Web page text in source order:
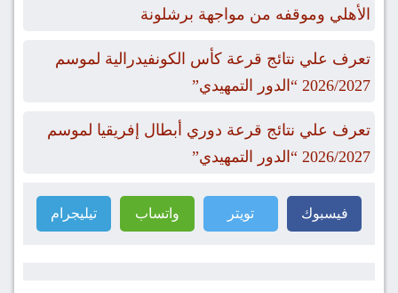
الأهلي وموقفه من مواجهة برشلونة
تعرف علي نتائج قرعة كأس الكونفيدرالية لموسم
2026/2027 “الدور التمهيدي”
تعرف علي نتائج قرعة دوري أبطال إفريقيا لموسم
2026/2027 “الدور التمهيدي”
فيسبوك تويتر واتساب تيليجرام